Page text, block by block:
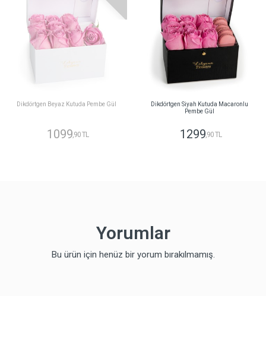
Dikdörtgen Beyaz Kutuda Pembe Gül
1099,90 TL
Dikdörtgen Siyah Kutuda Macaronlu
Pembe Gül
1299,90 TL
Yorumlar
Bu ürün için henüz bir yorum bırakılmamış.